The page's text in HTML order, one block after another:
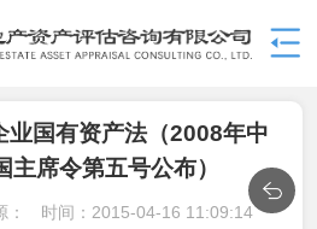
业国有资产法（2008年中
主席令第五号公布）
： 时间： 2015-04-16 11:09:14